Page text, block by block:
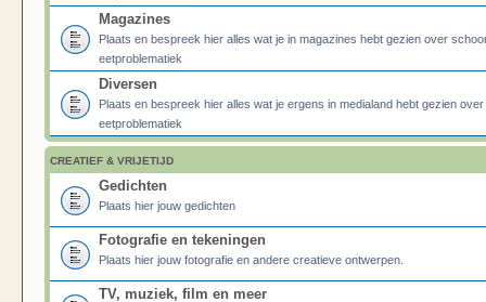
Magazines
Plaats en bespreek hier alles wat je in magazines hebt gezien over
eetproblematiek
Diversen
Plaats en bespreek hier alles wat je ergens in medialand hebt gezien
eetproblematiek
CREATIEF & VRIJETIJD
Gedichten
Plaats hier jouw gedichten
Fotografie en tekeningen
Plaats hier jouw fotografie en andere creatieve ontwerpen.
TV, muziek, film en meer